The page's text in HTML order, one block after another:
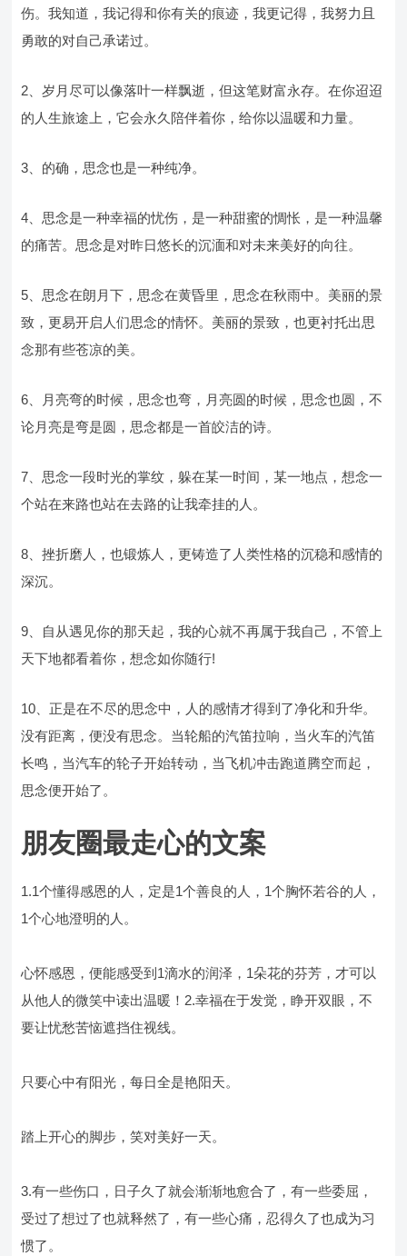
伤。我知道，我记得和你有关的痕迹，我更记得，我努力且
勇敢的对自己承诺过。
2、岁月尽可以像落叶一样飘逝，但这笔财富永存。在你迢迢
的人生旅途上，它会永久陪伴着你，给你以温暖和力量。
3、的确，思念也是一种纯净。
4、思念是一种幸福的忧伤，是一种甜蜜的惆怅，是一种温馨
的痛苦。思念是对昨日悠长的沉湎和对未来美好的向往。
5、思念在朗月下，思念在黄昏里，思念在秋雨中。美丽的景
致，更易开启人们思念的情怀。美丽的景致，也更衬托出思
念那有些苍凉的美。
6、月亮弯的时候，思念也弯，月亮圆的时候，思念也圆，不
论月亮是弯是圆，思念都是一首皎洁的诗。
7、思念一段时光的掌纹，躲在某一时间，某一地点，想念一
个站在来路也站在去路的让我牵挂的人。
8、挫折磨人，也锻炼人，更铸造了人类性格的沉稳和感情的
深沉。
9、自从遇见你的那天起，我的心就不再属于我自己，不管上
天下地都看着你，想念如你随行!
10、正是在不尽的思念中，人的感情才得到了净化和升华。
没有距离，便没有思念。当轮船的汽笛拉响，当火车的汽笛
长鸣，当汽车的轮子开始转动，当飞机冲击跑道腾空而起，
思念便开始了。
朋友圈最走心的文案
1.1个懂得感恩的人，定是1个善良的人，1个胸怀若谷的人，
1个心地澄明的人。
心怀感恩，便能感受到1滴水的润泽，1朵花的芬芳，才可以
从他人的微笑中读出温暖！2.幸福在于发觉，睁开双眼，不
要让忧愁苦恼遮挡住视线。
只要心中有阳光，每日全是艳阳天。
踏上开心的脚步，笑对美好一天。
3.有一些伤口，日子久了就会渐渐地愈合了，有一些委屈，
受过了想过了也就释然了，有一些心痛，忍得久了也成为习
惯了。